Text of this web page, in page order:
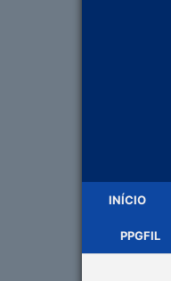
INÍCIO
PPGFIL